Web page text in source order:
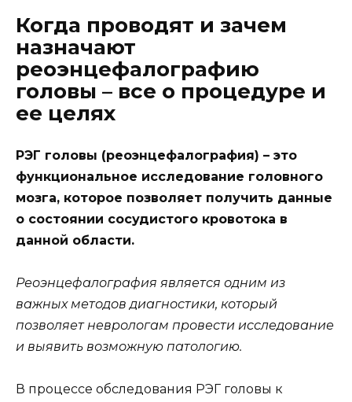
Когда проводят и зачем
назначают
реоэнцефалографию
головы – все о процедуре и
ее целях
РЭГ головы (реоэнцефалография) – это
функциональное исследование головного
мозга, которое позволяет получить данные
о состоянии сосудистого кровотока в
данной области.
Реоэнцефалография является одним из
важных методов диагностики, который
позволяет неврологам провести исследование
и выявить возможную патологию.
В процессе обследования РЭГ головы к